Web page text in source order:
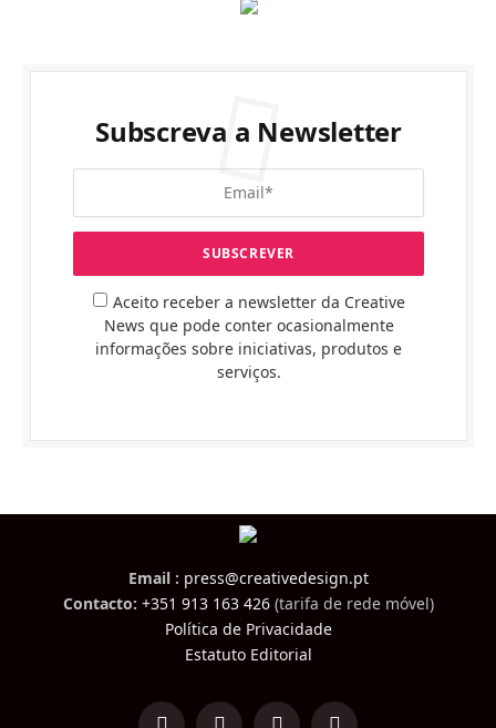
Subscreva a Newsletter
Aceito receber a newsletter da Creative
News que pode conter ocasionalmente
informações sobre iniciativas, produtos e
serviços.
Email : press@creativedesign.pt
Contacto: +351 913 163 426(tarifa de rede móvel)
Política de Privacidade
Estatuto Editorial